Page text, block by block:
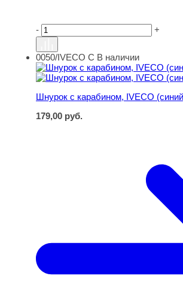
- +
Шнурок с карабином, IVECO
0050/IVECO С В наличии
Шнурок с карабином, IVECO
179,00 руб.